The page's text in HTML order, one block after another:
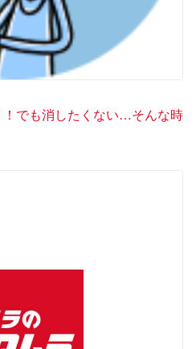
！でも消したくない…そんな時